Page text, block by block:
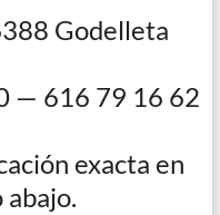
Godelleta
— 616 79 16 62
exacta en
abajo.